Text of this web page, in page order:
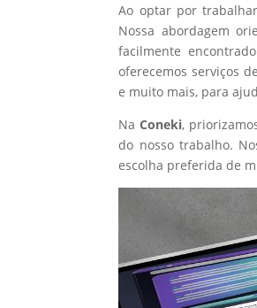
Ao optar por
Nossa abordagem
facilmente
oferecemos serviços de
e muito mais, para
NaConeki,
do nosso trabalho.
escolha preferida de